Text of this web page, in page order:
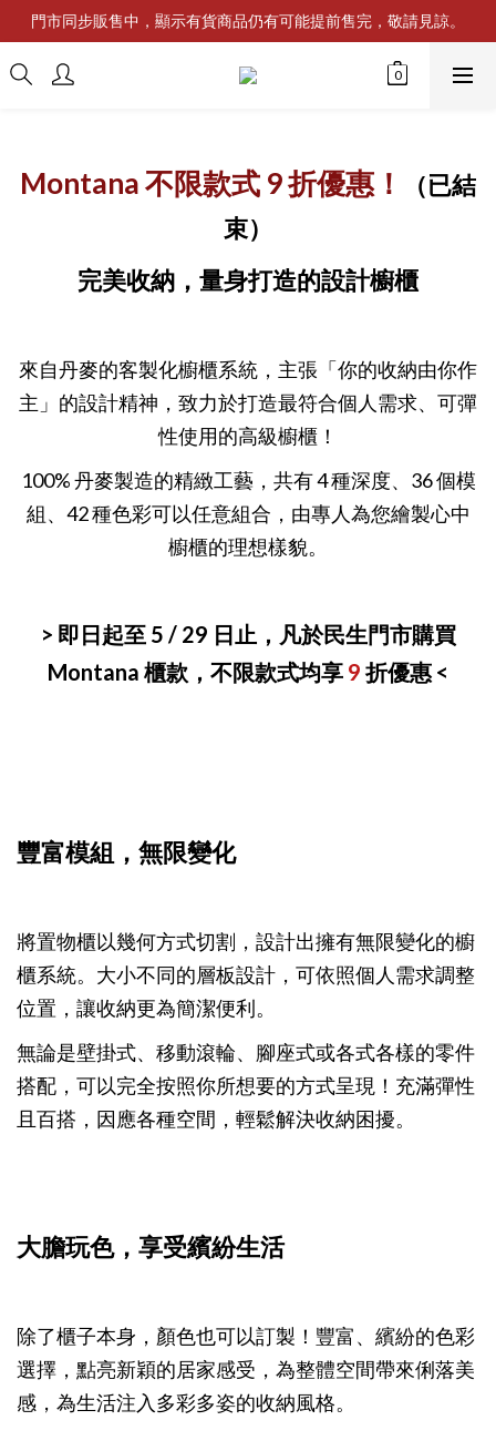
門市同步販售中，顯示有貨商品仍有可能提前售完，敬請見諒。
Montana 不限款式 9 折優惠！
（已結
束）
完美收納， 量身打造的設計櫥櫃
來自丹麥的客製化櫥櫃系統，主張「你的收納由你作
主」的設計精神，致力於打造最符合個人需求、可彈
性使用的高級櫥櫃！
100% 丹麥製造的精緻工藝，共有 4 種深度、36 個模
組、42 種色彩可以任意組合，由專人為您繪製心中
櫥櫃的理想樣貌。
> 即日起至 5 / 29 日止，凡於民生門市購買
Montana 櫃款，不限款式均享 9 折優惠 <
豐富模組，無限變化
將置物櫃以幾何方式切割，設計出擁有無限變化的櫥
櫃系統。大小不同的層板設計，可依照個人需求調整
位置，讓收納更為簡潔便利。
無論是壁掛式、移動滾輪、腳座式或各式各樣的零件
搭配，可以完全按照你所想要的方式呈現！充滿彈性
且百搭，因應各種空間，輕鬆解決收納困擾。
大膽玩色，享受繽紛生活
除了櫃子本身，顏色也可以訂製！豐富、繽紛的色彩
選擇，點亮新穎的居家感受，為整體空間帶來俐落美
感，為生活注入多彩多姿的收納風格。